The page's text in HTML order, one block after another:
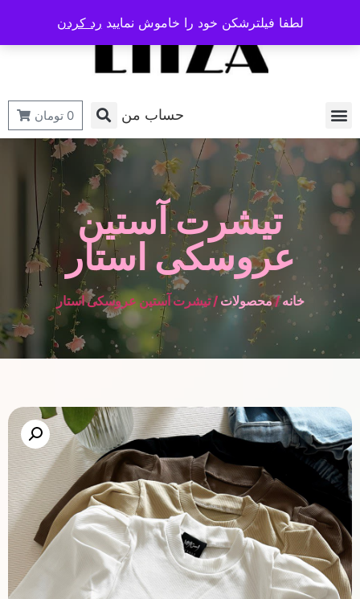
حساب من 0 تومان
تیشرت آستین
عروسکی استار
خانه/محصولات / تیشرت آستین عروسکی استار
لطفا فیلترشکن خود را خاموش نمایید رد کردن